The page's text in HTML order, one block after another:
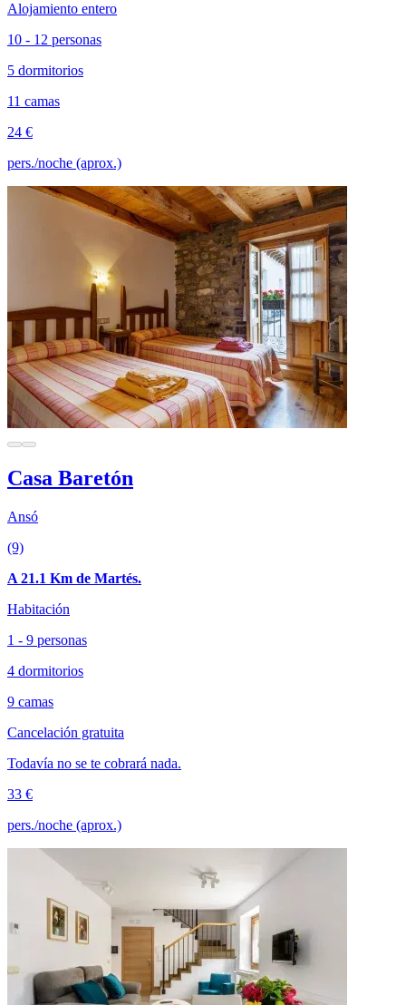
Alojamiento entero
10 - 12 personas
5 dormitorios
11 camas
24 €
pers./noche (aprox.)
Casa Baretón
Ansó
(9)
A 21.1 Km de Martés.
Habitación
1 - 9 personas
4 dormitorios
9 camas
Cancelación gratuita
Todavía no se te cobrará nada.
33 €
pers./noche (aprox.)